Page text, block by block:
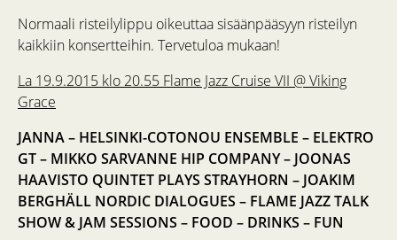
Normaali risteilylippu oikeuttaa sisäänpääsyyn risteilyn
kaikkiin konsertteihin. Tervetuloa mukaan!
La 19.9.2015 klo 20.55 Flame Jazz Cruise VII @ Viking
Grace
JANNA – HELSINKI-COTONOU ENSEMBLE – ELEKTRO
GT – MIKKO SARVANNE HIP COMPANY – JOONAS
HAAVISTO QUINTET PLAYS STRAYHORN – JOAKIM
BERGHÄLL NORDIC DIALOGUES – FLAME JAZZ TALK
SHOW & JAM SESSIONS – FOOD – DRINKS – FUN